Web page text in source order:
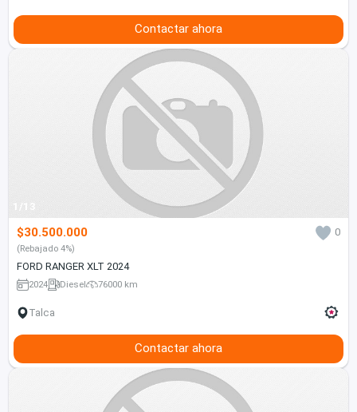
Contactar ahora
1/13
$30.500.000 0
(Rebajado 4%)
FORD RANGER XLT 2024
2024 Diesel 76000 km
Talca
Contactar ahora